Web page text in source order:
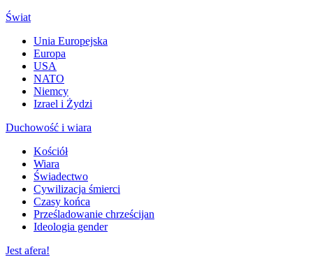
Świat
Unia Europejska
Europa
USA
NATO
Niemcy
Izrael i Żydzi
Duchowość i wiara
Kościół
Wiara
Świadectwo
Cywilizacja śmierci
Czasy końca
Prześladowanie chrześcijan
Ideologia gender
Jest afera!